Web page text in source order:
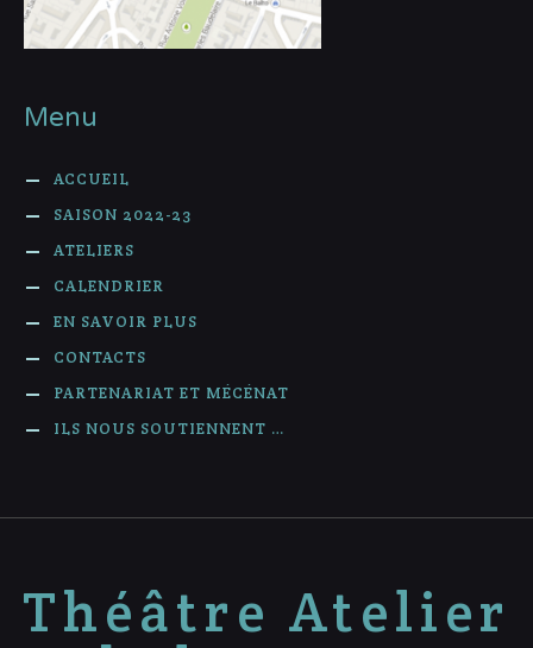
Menu
ACCUEIL
SAISON 2022-23
ATELIERS
CALENDRIER
EN SAVOIR PLUS
CONTACTS
PARTENARIAT ET MÉCÉNAT
ILS NOUS SOUTIENNENT …
Théâtre Atelier